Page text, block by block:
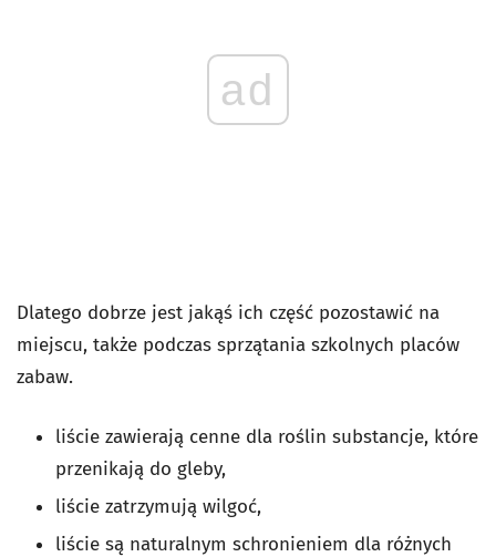
ad
Dlatego dobrze jest jakąś ich część pozostawić na
miejscu, także podczas sprzątania szkolnych placów
zabaw.
liście zawierają cenne dla roślin substancje, które
przenikają do gleby,
liście zatrzymują wilgoć,
liście są naturalnym schronieniem dla różnych